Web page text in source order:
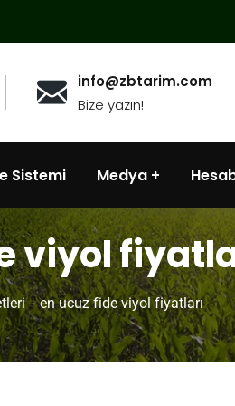
info@zbtarim.com
Bize yazın!
Sistemi Medya
viyol
en ucuz fide viyol fiyatları